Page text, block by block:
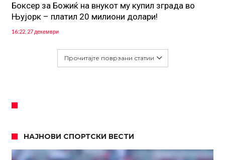
Боксер за Божиќ на внукот му купил зграда во
Њујорк – платил 20 милиони долари!
16:22, 27 декември
Прочитајте поврзани статии
НАЈНОВИ СПОРТСКИ ВЕСТИ